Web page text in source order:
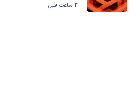
3 ساعت قبل